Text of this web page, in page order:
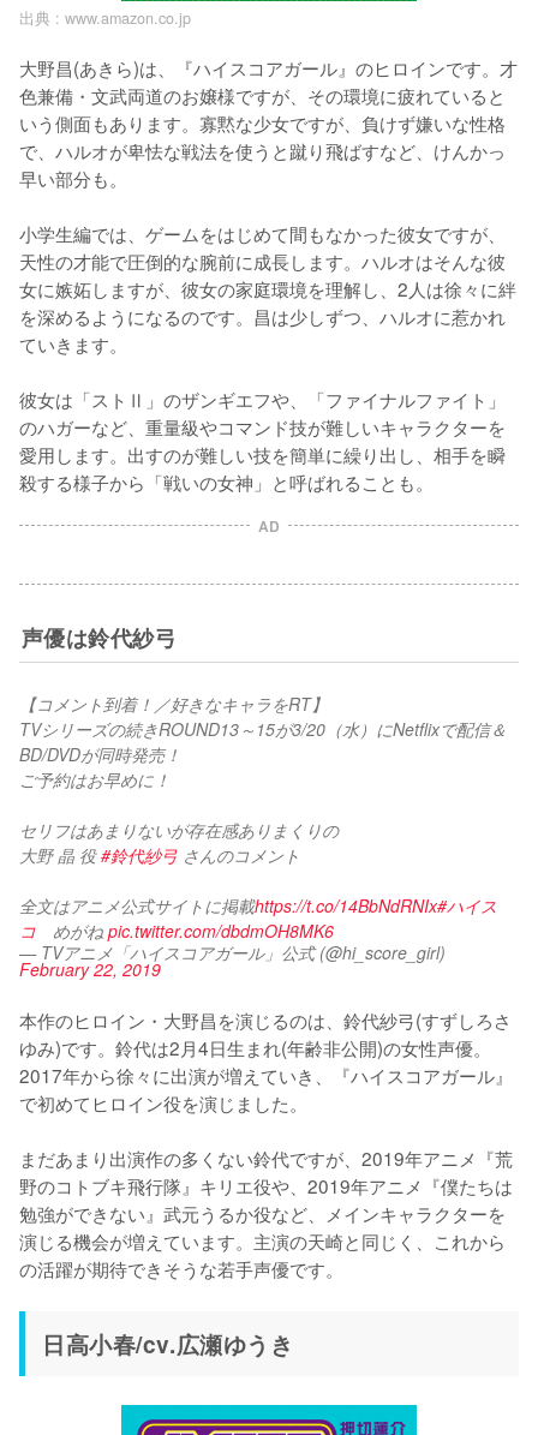
出典 : www.amazon.co.jp
大野昌(あきら)は、『ハイスコアガール』のヒロインです。才
色兼備・文武両道のお嬢様ですが、その環境に疲れていると
いう側面もあります。寡黙な少女ですが、負けず嫌いな性格
で、ハルオが卑怯な戦法を使うと蹴り飛ばすなど、けんかっ
早い部分も。
小学生編では、ゲームをはじめて間もなかった彼女ですが、
天性の才能で圧倒的な腕前に成長します。ハルオはそんな彼
女に嫉妬しますが、彼女の家庭環境を理解し、2人は徐々に絆
を深めるようになるのです。昌は少しずつ、ハルオに惹かれ
ていきます。
彼女は「ストⅡ」のザンギエフや、「ファイナルファイト」
のハガーなど、重量級やコマンド技が難しいキャラクターを
愛用します。出すのが難しい技を簡単に繰り出し、相手を瞬
殺する様子から「戦いの女神」と呼ばれることも。
AD
声優は鈴代紗弓
【コメント到着！／好きなキャラをRT】
TVシリーズの続きROUND13～15が3/20（水）にNetflixで配信＆
BD/DVDが同時発売！
ご予約はお早めに！
セリフはあまりないが存在感ありまくりの
大野 晶 役 #鈴代紗弓 さんのコメント
全文はアニメ公式サイトに掲載https://t.co/14BbNdRNIx#ハイス
コ めがね pic.twitter.com/dbdmOH8MK6
— TVアニメ「ハイスコアガール」公式 (@hi_score_girl)
February 22, 2019
本作のヒロイン・大野昌を演じるのは、鈴代紗弓(すずしろさ
ゆみ)です。鈴代は2月4日生まれ(年齢非公開)の女性声優。
2017年から徐々に出演が増えていき、『ハイスコアガール』
で初めてヒロイン役を演じました。
まだあまり出演作の多くない鈴代ですが、2019年アニメ『荒
野のコトブキ飛行隊』キリエ役や、2019年アニメ『僕たちは
勉強ができない』武元うるか役など、メインキャラクターを
演じる機会が増えています。主演の天崎と同じく、これから
の活躍が期待できそうな若手声優です。
日高小春/cv.広瀬ゆうき